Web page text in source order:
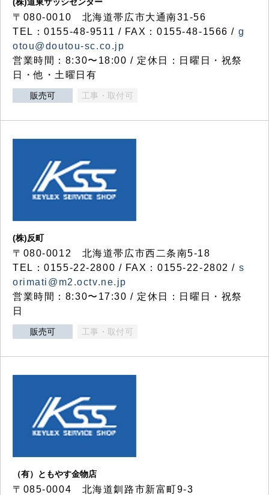
〒080-0010 北海道帯広市大通南31-56
TEL：0155-48-9511 / FAX：0155-48-1566 / g
otou@doutou-sc.co.jp
営業時間：8:30〜18:00 / 定休日：日曜日・祝祭
日・他・土曜日有
販売可 工事・取付可
(株)反町
〒080-0012 北海道帯広市西二条南5-18
TEL：0155-22-2800 / FAX：0155-22-2802 / s
orimati@m2.octv.ne.jp
営業時間：8:30〜17:30 / 定休日：日曜日・祝祭
日
販売可 工事・取付可
（有）ともやす金物店
〒085-0004 北海道釧路市新富町9-3